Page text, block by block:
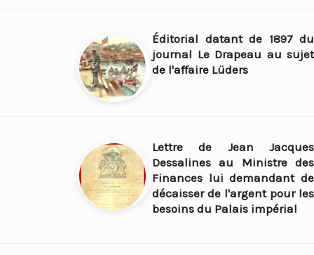
Éditorial datant de 1897 du
journal Le Drapeau au sujet
de l'affaire Lüders
Lettre de Jean Jacques
Dessalines au Ministre des
Finances lui demandant de
décaisser de l'argent pour les
besoins du Palais impérial